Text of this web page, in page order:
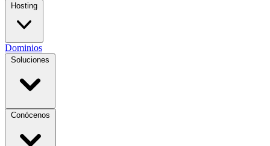
Hosting
Dominios
Soluciones
Conócenos